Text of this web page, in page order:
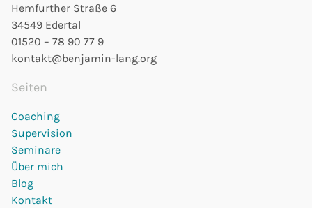
Hemfurther Straße 6
34549 Edertal
01520 – 78 90 77 9
kontakt@benjamin-lang.org
Seiten
Coaching
Supervision
Seminare
Über mich
Blog
Kontakt